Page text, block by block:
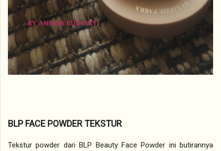
BLP FACE POWDER TEKSTUR
Tekstur powder dari BLP Beauty Face Powder ini butirannya